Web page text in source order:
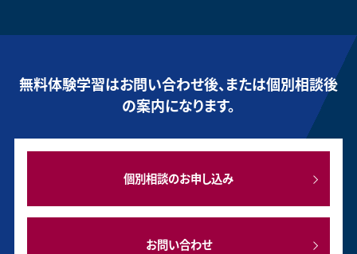
無料体験学習はお問い合わせ後、または個別相談後
の案内になります。
個別相談のお申し込み
お問い合わせ